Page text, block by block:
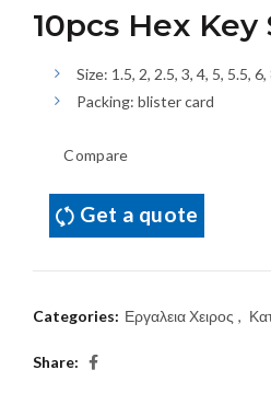
10pcs Hex
Size: 1.5, 2, 2.5, 3, 4, 5, 5.5,
Packing: blister card
Compare
Get a quote
Categories: Εργαλεια Χειρος ,
Share